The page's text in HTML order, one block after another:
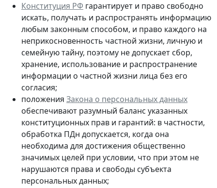
Конституция РФ гарантирует и право свободно
искать, получать и распространять информацию
любым законным способом, и право каждого на
неприкосновенность частной жизни, личную и
семейную тайну, поэтому не допускает сбор,
хранение, использование и распространение
информации о частной жизни лица без его
согласия;
положения Закона о персональных данных
обеспечивают разумный баланс указанных
конституционных прав и гарантий: в частности,
обработка ПДн допускается, когда она
необходима для достижения общественно
значимых целей при условии, что при этом не
нарушаются права и свободы субъекта
персональных данных;